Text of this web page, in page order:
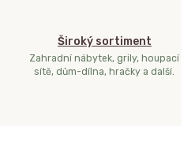
Široký sortiment
Zahradní nábytek, grily, houpací
sítě, dům-dílna, hračky a další.